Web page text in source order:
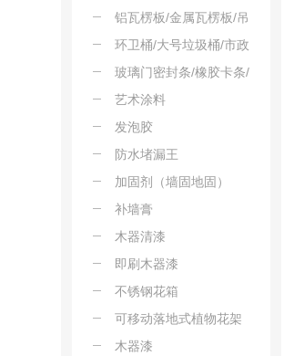
板/PMMA板
消音板/隔声板
铝瓦楞板/金属瓦楞板/吊
顶瓦楞板/屋面铝楞板/装
饰瓦楞板
环卫桶/大号垃圾桶/市政
垃圾桶/塑料环卫桶/景区
垃圾桶
玻璃门密封条/橡胶卡条/
压线条/门窗卡条/玻璃扣
条
艺术涂料
发泡胶
防水堵漏王
加固剂（墙固地固）
补墙膏
木器清漆
即刷木器漆
不锈钢花箱
可移动落地式植物花架
木器漆